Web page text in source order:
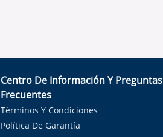
Centro De Información Y Preguntas
Frecuentes
Términos Y Condiciones
Política De Garantía